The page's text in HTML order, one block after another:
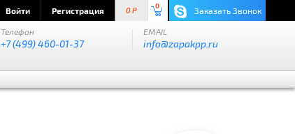
Войти Регистрация 0 P
0 Заказать Звонок
Телефон
+7 (499) 460-01-37
EMAIL
info@zapakpp.ru